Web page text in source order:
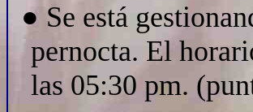
●Se está
pernocta. El
las 05:30 pm.